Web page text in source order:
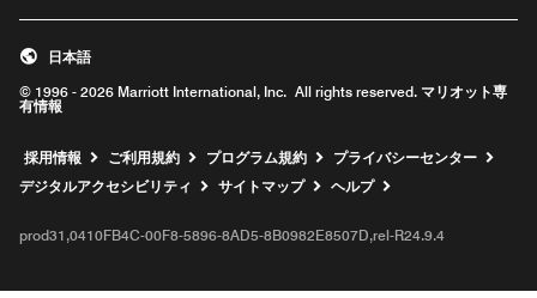
© 1996 - 2026 Marriott International, Inc. All rights reserved. マリオット専
有情報
日本語
採用情報 新しいウィンドウで開く
ご利用規約 プログラム規約
プライバシーセンター
デジタルアクセシビリティ
サイトマップ ヘルプ
prod31,0410FB4C-00F8-5896-8AD5-8B0982E8507D,rel-R24.9.4